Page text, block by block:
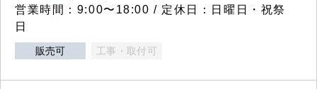
営業時間：9:00〜18:00 / 定休日：日曜日・祝祭
日
販売可 工事・取付可